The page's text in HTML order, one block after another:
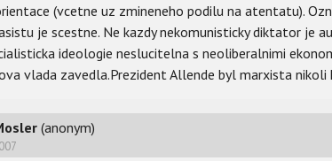
(vcetne uz zmineneho podilu na atentatu).
je scestne. Ne kazdy nekomunisticky diktator je
ideologie neslucitelna s neoliberalnimi
vlada zavedla.Prezident Allende byl marxista nikoli
(anonym)